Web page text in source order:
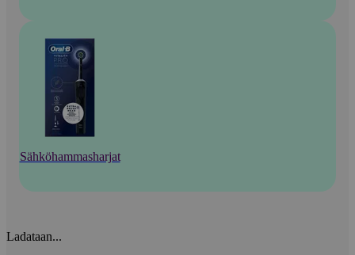
Sähköhammasharjat
Ladataan...